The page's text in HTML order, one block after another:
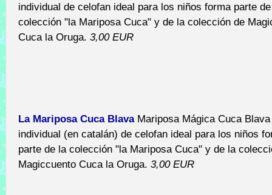
individual de celofan ideal para los niños forma parte
colección "la Mariposa Cuca" y de la colección de
Cuca la Oruga. 3,00 EUR
La Mariposa Cuca BlavaMariposa Mágica Cuca
individual (en catalán) de celofan ideal para los niños
parte de la colección "la Mariposa Cuca" y de la
Magiccuento Cuca la Oruga. 3,00 EUR